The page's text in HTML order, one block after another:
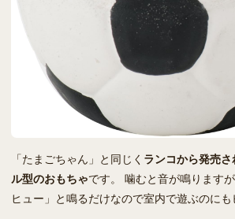
「たまごちゃん」と同じく ランコから発売
ル型のおもちゃです。 噛むと音が鳴ります
ヒュー」と鳴るだけなので室内で遊ぶのにも